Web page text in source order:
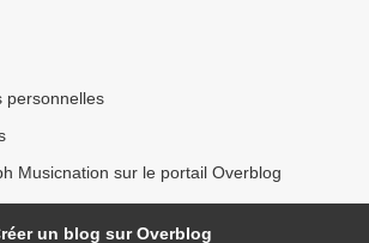
personnelles
Musicnation sur le portail Overblog
un blog sur Overblog